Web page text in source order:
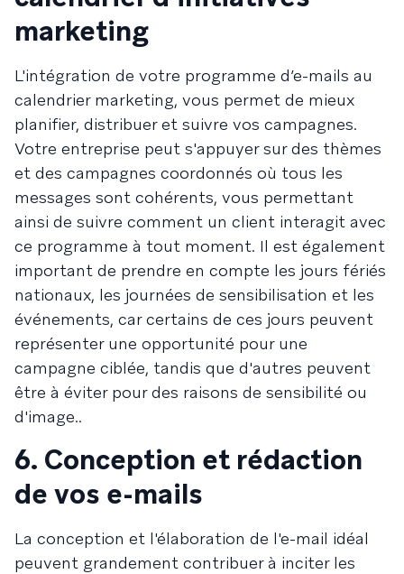
marketing
L'intégration de votre programme d’e-mails au
calendrier marketing, vous permet de mieux
planifier, distribuer et suivre vos campagnes.
Votre entreprise peut s'appuyer sur des thèmes
et des campagnes coordonnés où tous les
messages sont cohérents, vous permettant
ainsi de suivre comment un client interagit avec
ce programme à tout moment. Il est également
important de prendre en compte les jours fériés
nationaux, les journées de sensibilisation et les
événements, car certains de ces jours peuvent
représenter une opportunité pour une
campagne ciblée, tandis que d'autres peuvent
être à éviter pour des raisons de sensibilité ou
d'image..
6. Conception et rédaction
de vos e-mails
La conception et l'élaboration de l'e-mail idéal
peuvent grandement contribuer à inciter les